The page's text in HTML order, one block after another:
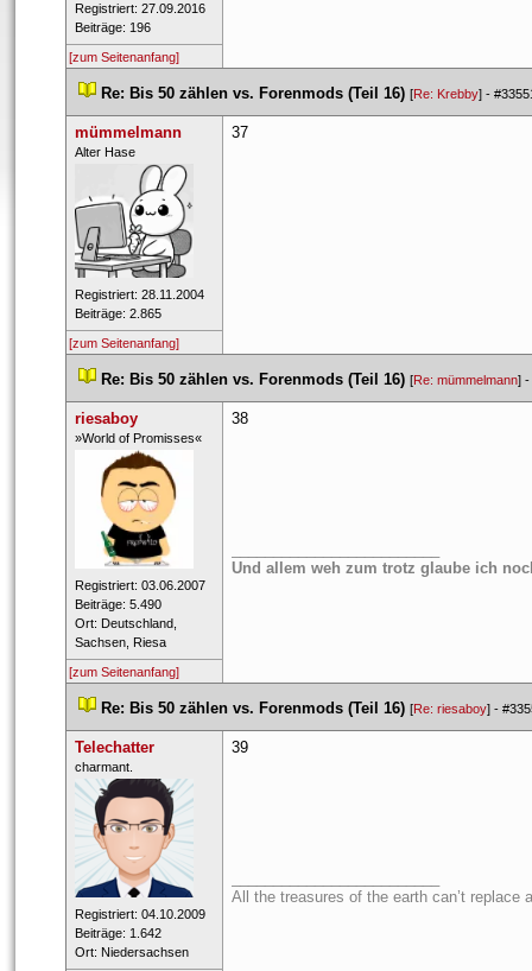
Registriert: 27.09.2016
Beiträge: 196
[zum Seitenanfang]
Re: Bis 50 zählen vs. Forenmods (Teil 16) [Re: Krebby] -
mümmelmann
Alter​ Hase​
Registriert: 28.11.2004
Beiträge: 2.865
37
[zum Seitenanfang]
Re: Bis 50 zählen vs. Forenmods (Teil 16) [Re: mümmelmann] -
riesaboy
​»World of Promisses«
Registriert: 03.06.2007
Beiträge: 5.490
Ort: Deutschland,
Sachsen, Riesa
38
Und allem weh zum trotz glaube ich
[zum Seitenanfang]
Re: Bis 50 zählen vs. Forenmods (Teil 16) [Re: riesaboy] -
Telechatter
​charmant.
Registriert: 04.10.2009
Beiträge: 1.642
Ort: Niedersachsen
39
All the treasures of the earth can’t replace